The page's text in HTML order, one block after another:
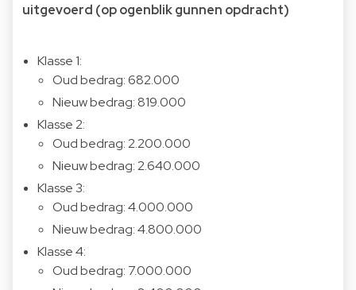
uitgevoerd (op ogenblik gunnen opdracht)
Klasse 1:
Oud bedrag: 682.000
Nieuw bedrag: 819.000
Klasse 2:
Oud bedrag: 2.200.000
Nieuw bedrag: 2.640.000
Klasse 3:
Oud bedrag: 4.000.000
Nieuw bedrag: 4.800.000
Klasse 4:
Oud bedrag: 7.000.000